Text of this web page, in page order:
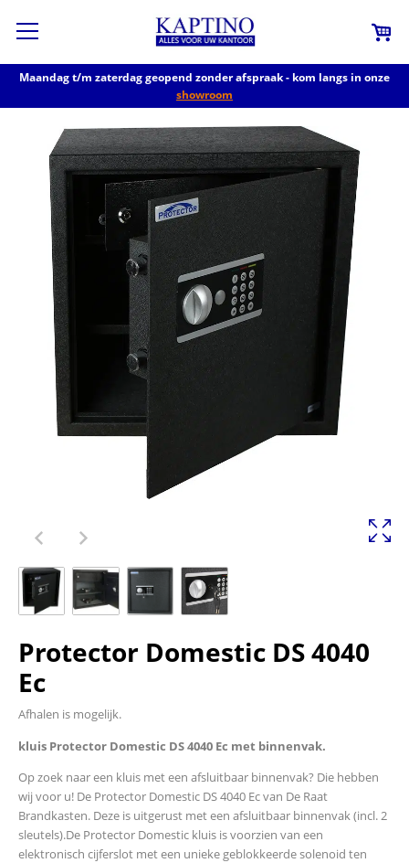
Maandag t/m zaterdag geopend zonder afspraak - kom langs in onze
showroom
Protector Domestic DS 4040
Ec
Afhalen is mogelijk.
kluis Protector Domestic DS 4040 Ec met binnenvak.
Op zoek naar een kluis met een afsluitbaar binnenvak? Die hebben
wij voor u! De Protector Domestic DS 4040 Ec van De Raat
Brandkasten. Deze is uitgerust met een afsluitbaar binnenvak (incl. 2
sleutels).De Protector Domestic kluis is voorzien van een
elektronisch cijferslot met een unieke geblokkeerde solenoid ten